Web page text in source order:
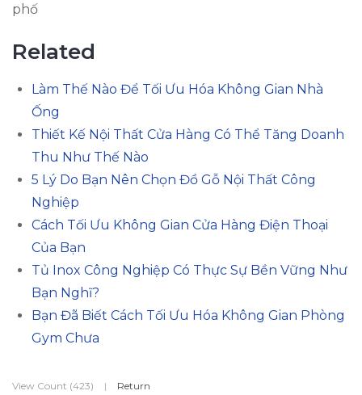
phố
Related
Làm Thế Nào Để Tối Ưu Hóa Không Gian Nhà
Ống
Thiết Kế Nội Thất Cửa Hàng Có Thể Tăng Doanh
Thu Như Thế Nào
5 Lý Do Bạn Nên Chọn Đồ Gỗ Nội Thất Công
Nghiệp
Cách Tối Ưu Không Gian Cửa Hàng Điện Thoại
Của Bạn
Tủ Inox Công Nghiệp Có Thực Sự Bền Vững Như
Bạn Nghĩ?
Bạn Đã Biết Cách Tối Ưu Hóa Không Gian Phòng
Gym Chưa
View Count (423) | Return